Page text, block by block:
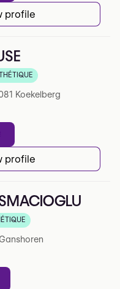
profile
Koekelberg
profile